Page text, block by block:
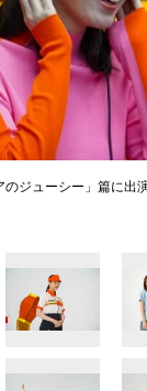
ジューシー」篇に出